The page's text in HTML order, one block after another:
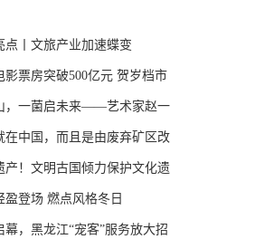
点丨文旅产业加速蝶变
，冬日的阳光唤醒了黄岗村，也温暖了
影票房突破500亿元 贺岁档市
，一菌启未来——艺术家赵一
授画作《圣泽松茸》郑重赠予圣泽松生
在中国，而且是由废弃矿区改
近日，一段关于中国江西上饶望仙谷美景
的视频在外网爆火，收获大...
产！文明古国倾力保护文化遗
出，推动文化遗产系统性保护和统...
盈登场 燃点风格冬日
中流淌了数千年的元素，随时代发展和
幕，黑龙江“宠客”服务放大招